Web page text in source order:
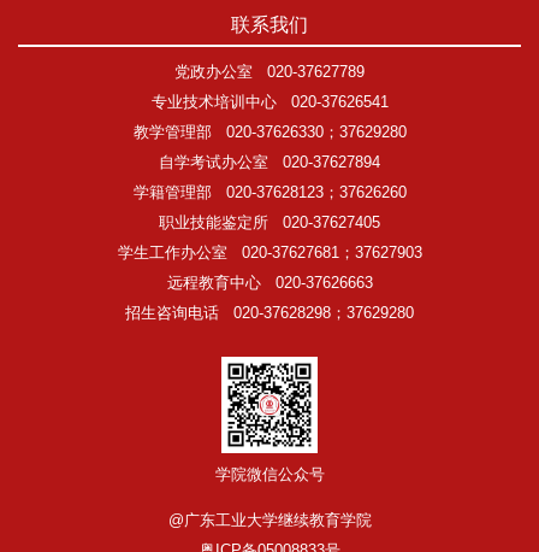
联系我们
党政办公室
020-37627789
专业技术培训中心
020-37626541
教学管理部
020-37626330；37629280
自学考试办公室
020-37627894
学籍管理部
020-37628123；37626260
职业技能鉴定所
020-37627405
学生工作办公室
020-37627681；37627903
远程教育中心
020-37626663
招生咨询电话
020-37628298；37629280
学院微信公众号
@广东工业大学继续教育学院